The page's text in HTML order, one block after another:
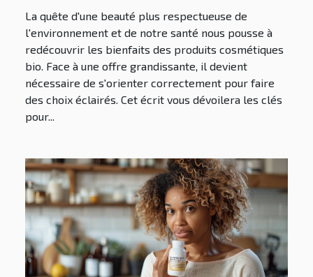
La quête d'une beauté plus respectueuse de
l'environnement et de notre santé nous pousse à
redécouvrir les bienfaits des produits cosmétiques
bio. Face à une offre grandissante, il devient
nécessaire de s'orienter correctement pour faire
des choix éclairés. Cet écrit vous dévoilera les clés
pour...